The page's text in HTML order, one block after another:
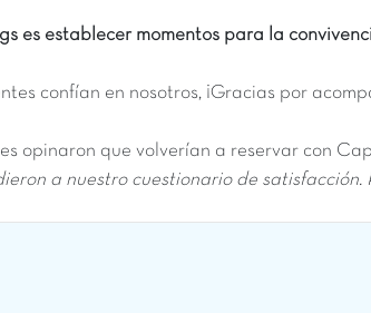
es establecer momentos para la
confían en nosotros, ¡Gracias por
opinaron que volverían a reservar con
a nuestro cuestionario de satisfacción.